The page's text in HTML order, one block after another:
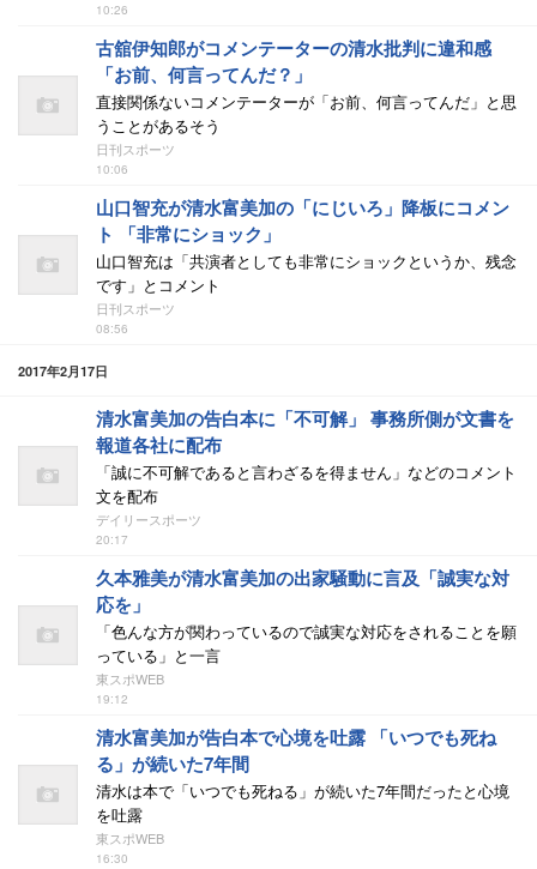
10:26
古舘伊知郎がコメンテーターの清水批判に違和感
「お前、何言ってんだ？」
直接関係ないコメンテーターが「お前、何言ってんだ」と思
うことがあるそう
日刊スポーツ
10:06
山口智充が清水富美加の「にじいろ」降板にコメン
ト 「非常にショック」
山口智充は「共演者としても非常にショックというか、残念
です」とコメント
日刊スポーツ
08:56
2017年2月17日
清水富美加の告白本に「不可解」 事務所側が文書を
報道各社に配布
「誠に不可解であると言わざるを得ません」などのコメント
文を配布
デイリースポーツ
20:17
久本雅美が清水富美加の出家騒動に言及「誠実な対
応を」
「色んな方が関わっているので誠実な対応をされることを願
っている」と一言
東スポWEB
19:12
清水富美加が告白本で心境を吐露 「いつでも死ね
る」が続いた7年間
清水は本で「いつでも死ねる」が続いた7年間だったと心境
を吐露
東スポWEB
16:30